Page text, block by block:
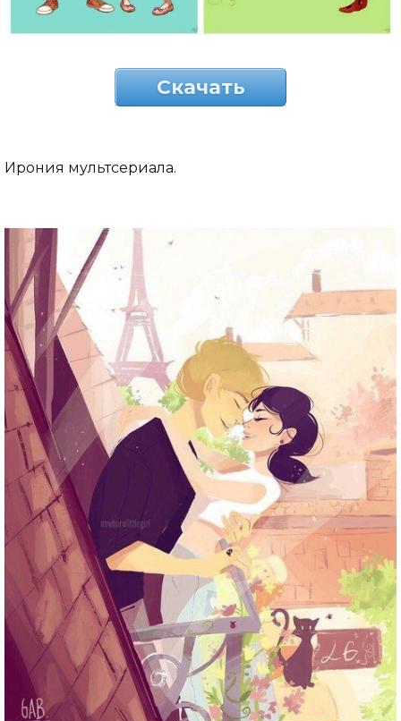
Скачать
Ирония мультсериала.